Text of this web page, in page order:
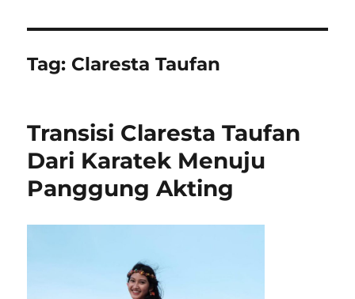
Tag: Claresta Taufan
Transisi Claresta Taufan
Dari Karatek Menuju
Panggung Akting